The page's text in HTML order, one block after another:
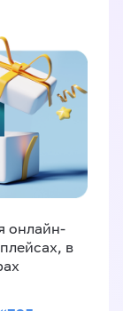
онлайн-
в